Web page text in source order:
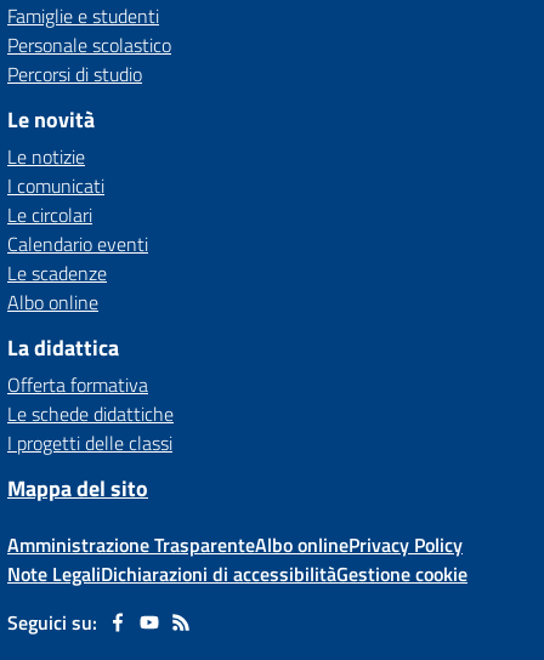
Famiglie e studenti
Personale scolastico
Percorsi di studio
Le novità
Le notizie
I comunicati
Le circolari
Calendario eventi
Le scadenze
Albo online
La didattica
Offerta formativa
Le schede didattiche
I progetti delle classi
Mappa del sito
Amministrazione TrasparenteAlbo onlinePrivacy Policy
Note LegaliDichiarazioni di accessibilitàGestione cookie
Seguici su: